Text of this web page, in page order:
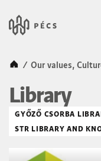
Városunk
Kezdőlap
/ Our values,
Library
GYŐZŐ CSORBA
STR LIBRARY AND